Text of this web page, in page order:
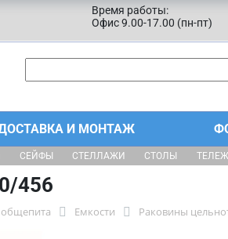
Время работы:
Офис 9.00-17.00 (пн-пт)
И МОНТАЖ
СЕЙФЫ СТЕЛЛАЖИ СТОЛЫ
456
Емкости Раковины